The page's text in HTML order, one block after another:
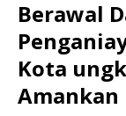
Berawal
Kota
Amankan